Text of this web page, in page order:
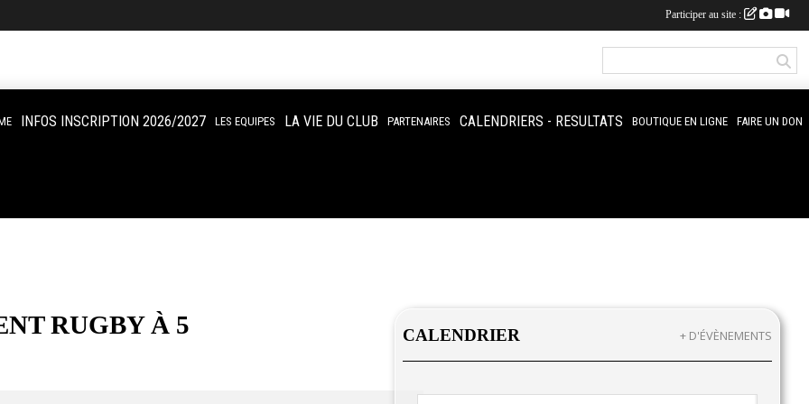
RUGBY À 5 CALENDRIER + D'ÉVÈNEMENTS
INFOS INSCRIPTION 2026/2027 LES EQUIPES LA VIE DU CLUB PARTENAIRES CALENDRIERS - RESULTATS BOUTIQUE EN LIGNE FAIRE UN DON
Participer au site :